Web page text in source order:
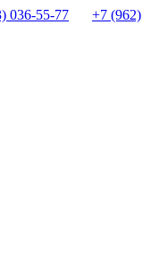
036-55-77
+7 (962)